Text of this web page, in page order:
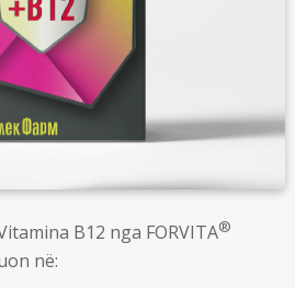
B12 nga FORVITA®
në: